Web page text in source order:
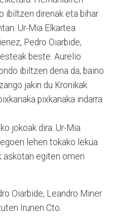
ibiltzen direnak eta bihar
Ur-Mia Elkartea
Pedro Oiarbide,
beste. Aurelio
ibiltzen dena da, baino
jakin du Kronikak.
pixkanaka indarra
jokoak dira. Ur-Mia
lehen tokako lekua
askotan egiten omen
Oiarbide, Leandro Miner
Irunen Cto.